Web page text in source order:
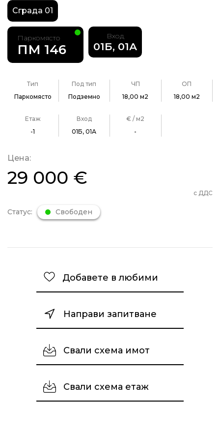
Сграда 01
Паркомясто
ПМ 146
Вход
01Б, 01А
Тип
Паркомясто
Под тип
Подземно
ЧП
18,00 м2
ОП
18,00 м2
Етаж
-1
Вход
01Б, 01А
€ / м2
-
Цена:
29 000 €
с ДДС
Статус: Свободен
Добавете в любими
Направи запитване
Свали схема имот
Свали схема етаж